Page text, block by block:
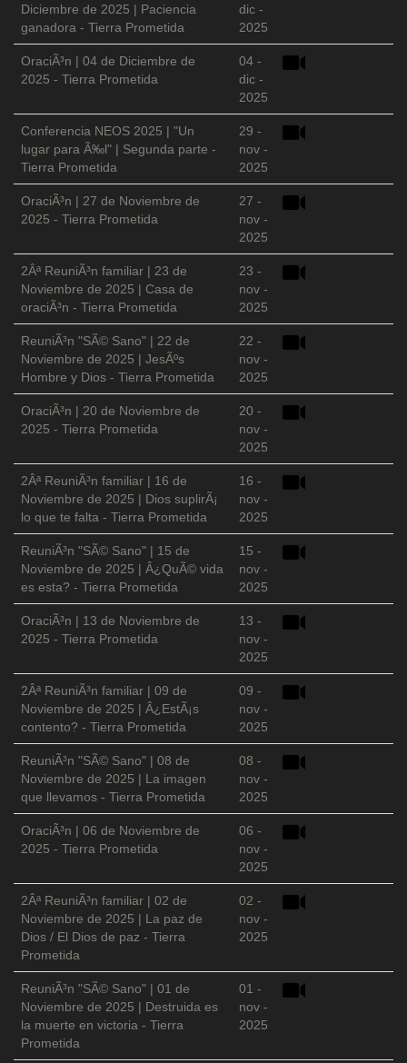
Diciembre de 2025 | Paciencia
ganadora - Tierra Prometida
dic -
2025
OraciÃ³n | 04 de Diciembre de
2025 - Tierra Prometida
04 -
dic -
2025
Conferencia NEOS 2025 | "Un
lugar para Ã‰l" | Segunda parte -
Tierra Prometida
29 -
nov -
2025
OraciÃ³n | 27 de Noviembre de
2025 - Tierra Prometida
27 -
nov -
2025
2Âª ReuniÃ³n familiar | 23 de
Noviembre de 2025 | Casa de
oraciÃ³n - Tierra Prometida
23 -
nov -
2025
ReuniÃ³n "SÃ© Sano" | 22 de
Noviembre de 2025 | JesÃºs
Hombre y Dios - Tierra Prometida
22 -
nov -
2025
OraciÃ³n | 20 de Noviembre de
2025 - Tierra Prometida
20 -
nov -
2025
2Âª ReuniÃ³n familiar | 16 de
Noviembre de 2025 | Dios suplirÃ¡
lo que te falta - Tierra Prometida
16 -
nov -
2025
ReuniÃ³n "SÃ© Sano" | 15 de
Noviembre de 2025 | Â¿QuÃ© vida
es esta? - Tierra Prometida
15 -
nov -
2025
OraciÃ³n | 13 de Noviembre de
2025 - Tierra Prometida
13 -
nov -
2025
2Âª ReuniÃ³n familiar | 09 de
Noviembre de 2025 | Â¿EstÃ¡s
contento? - Tierra Prometida
09 -
nov -
2025
ReuniÃ³n "SÃ© Sano" | 08 de
Noviembre de 2025 | La imagen
que llevamos - Tierra Prometida
08 -
nov -
2025
OraciÃ³n | 06 de Noviembre de
2025 - Tierra Prometida
06 -
nov -
2025
2Âª ReuniÃ³n familiar | 02 de
Noviembre de 2025 | La paz de
Dios / El Dios de paz - Tierra
Prometida
02 -
nov -
2025
ReuniÃ³n "SÃ© Sano" | 01 de
Noviembre de 2025 | Destruida es
la muerte en victoria - Tierra
Prometida
01 -
nov -
2025